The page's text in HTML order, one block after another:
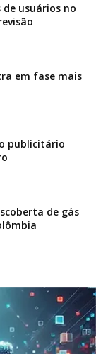
usuários no
em fase mais
publicitário
de gás